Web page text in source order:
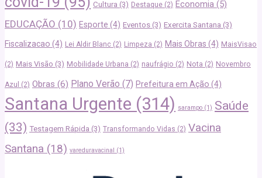
Cultura (3) Destaque (2) Economia (5)
EDUCAÇÃO (10) Esporte (4) Eventos (3) Exercita Santana (3)
Fiscalizacao (4) Lei Aldir Blanc (2) Limpeza (2) Mais Obras (4) MaisVisao
(2) Mais Visão (3) Mobilidade Urbana (2) naufrágio (2) Nota (2) Novembro
Azul (2) Obras (6) Plano Verão (7) Prefeitura em Ação (4)
Santana Urgente (314) sarampo (1) Saúde
(33) Testagem Rápida (3) Transformando Vidas (2) Vacina
Santana (18) vareduravacinal (1)